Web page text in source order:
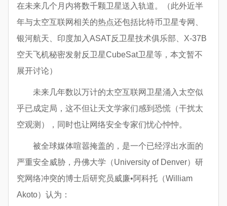
在未来几个月内将数千颗卫星送入轨道。（此外近半
年与太空互联网相关的热点还包括比特币卫星专网、
银河航天、印度加入ASAT反卫星技术俱乐部、X-37B
空天飞机秘密发射反卫星CubeSat卫星等，本文暂不
展开讨论）
未来几年数以万计的太空互联网卫星涌入太空似
乎已成定局，这不但让天文学家们感到恐慌（干扰太
空观测），同时也让网络安全专家们忧心忡忡。
被全球媒体喧嚣掩盖的，是一个已经浮出水面的
严重安全威胁，丹佛大学（University of Denver）研
究网络冲突的博士后研究员威廉•阿科托（William
Akoto）认为：